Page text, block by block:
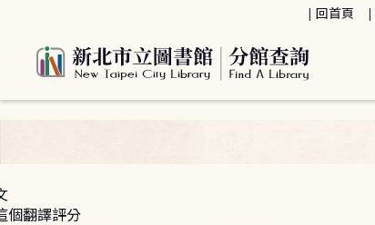
回首頁
個翻譯評分